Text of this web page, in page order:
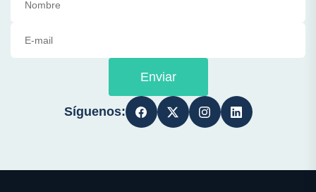
Enviar
Síguenos: